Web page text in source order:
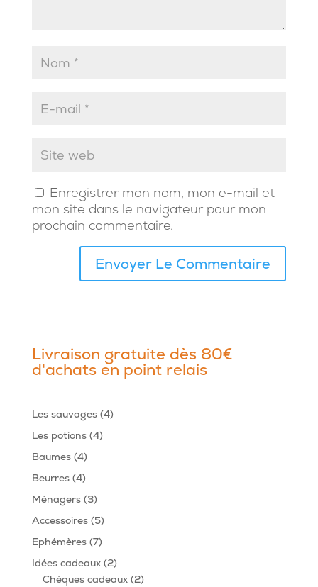
Enregistrer mon nom, mon e-mail et
mon site dans le navigateur pour mon
prochain commentaire.
Livraison gratuite dès 80€
d'achats en point relais
Les sauvages 44
Les potions 44
Baumes 44
produits
Beurres 44
produits
Ménagers 33
produits
Accessoires 55
produits
Ephémères 77
produits
Idées cadeaux 22
produits
Chèques cadeaux 22